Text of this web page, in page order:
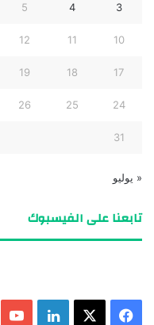
3
4
5
10
11
12
17
18
19
24
25
26
31
« يوليو
تابعنا على الفيسبوك